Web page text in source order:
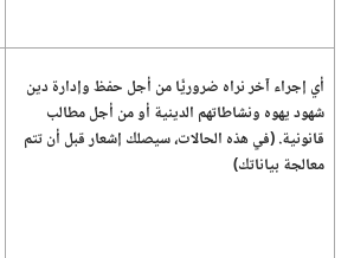
أي إجراء آخر نراه ضروريًّا من أجل حفظ وإدارة دين
شهود يهوه ونشاطاتهم الدينية أو من أجل مطالب
قانونية.‏ (‏في هذه الحالات،‏ سيصلك إشعار قبل أن تتم
معالجة بياناتك)‏